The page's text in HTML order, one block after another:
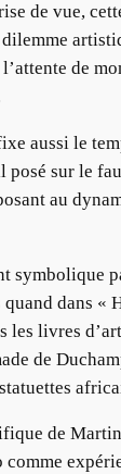
de vue,
de
aussi le
posé sur le
au
symbolique
dans «
les livres
de
de
comme